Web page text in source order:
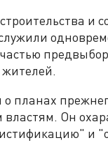
и
планах
Он
и